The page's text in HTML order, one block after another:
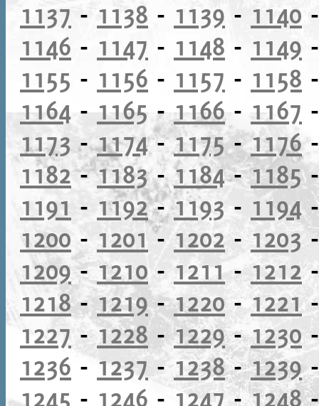
1137 - 1138 - 1139 - 1140
1146 - 1147 - 1148 - 1149
1155 - 1156 - 1157 - 1158
1164 - 1165 - 1166- 1167
1173-1174-1175-1176
1182-1183-1184-1185
1191 - 1192-1193 - 1194
1200 - 1201 - 1202-1203
1209-1210 - 1211-1212
1218-1219-1220 -1221
1227 -1228-1229-1230
1236 -1237 -1238-1239
1245 - 1246 - 1247-1248